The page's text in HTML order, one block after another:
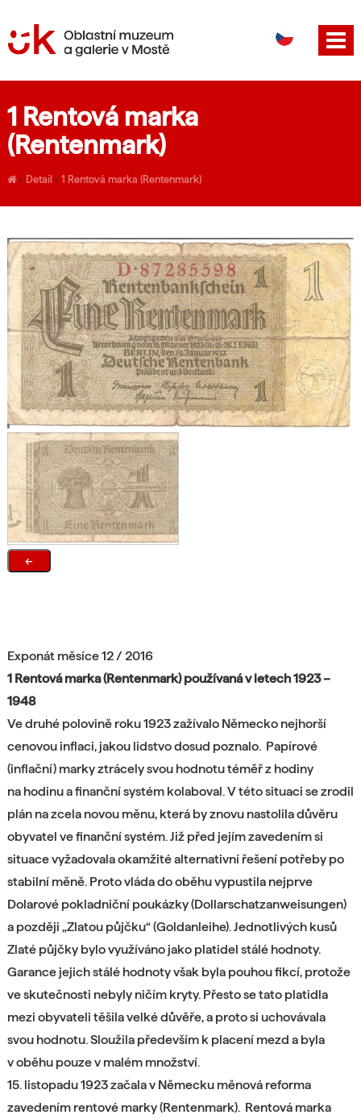
EN
1 Rentová marka
(Rentenmark)
› Detail › 1 Rentová marka (Rentenmark)
←
Exponát měsíce 12 / 2016
1 Rentová marka (Rentenmark) používaná v letech 1923 –
1948
Ve druhé polovině roku 1923 zažívalo Německo nejhorší
cenovou inflaci, jakou lidstvo dosud poznalo. Papírové
(inflační) marky ztrácely svou hodnotu téměř z hodiny
na hodinu a finanční systém kolaboval. V této situaci se zrodil
plán na zcela novou měnu, která by znovu nastolila důvěru
obyvatel ve finanční systém. Již před jejím zavedením si
situace vyžadovala okamžité alternativní řešení potřeby po
stabilní měně. Proto vláda do oběhu vypustila nejprve
Dolarové pokladniční poukázky (Dollarschatzanweisungen)
a později „Zlatou půjčku“ (Goldanleihe). Jednotlivých kusů
Zlaté půjčky bylo využíváno jako platidel stálé hodnoty.
Garance jejich stálé hodnoty však byla pouhou fikcí, protože
ve skutečnosti nebyly ničím kryty. Přesto se tato platidla
mezi obyvateli těšila velké důvěře, a proto si uchovávala
svou hodnotu. Sloužila především k placení mezd a byla
v oběhu pouze v malém množství.
15. listopadu 1923 začala v Německu měnová reforma
zavedením rentové marky (Rentenmark). Rentová marka